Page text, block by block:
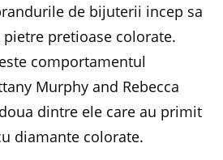
de bijuterii incep sa
pretioase colorate.
comportamentul
Murphy and Rebecca
dintre ele care au primit
diamante colorate.